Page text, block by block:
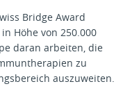
Bridge Award
Höhe von 250.000
daran arbeiten, die
zu
auszuweiten.